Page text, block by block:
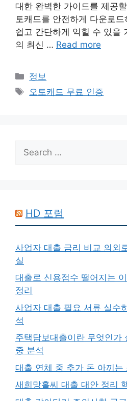
대한 완벽한 가이드를 제공
토캐드를 안전하게 다운로
쉽고 간단하게 익힐 수 있을
의 최신 … Read more
Categories
정보
Tags
오토캐드 무료 인증
for:
HD 포럼
사업자 대출 금리 비교 의외
실
대출로 신용점수 떨어지는
정리
사업자 대출 필요 서류 실수
석
주택담보대출이란 무엇인가
중 분석
대출 연체 중 추가 돈 아끼는
새희망홀씨 대출 대안 정리